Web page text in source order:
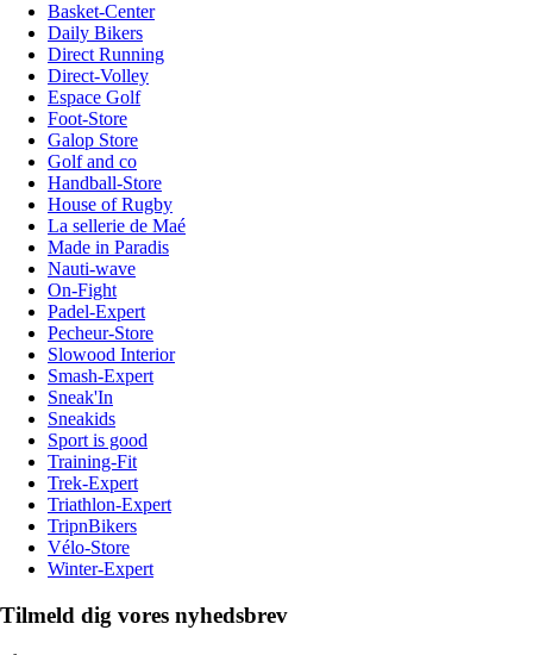
Basket-Center
Daily Bikers
Direct Running
Direct-Volley
Espace Golf
Foot-Store
Galop Store
Golf and co
Handball-Store
House of Rugby
La sellerie de Maé
Made in Paradis
Nauti-wave
On-Fight
Padel-Expert
Pecheur-Store
Slowood Interior
Smash-Expert
Sneak'In
Sneakids
Sport is good
Training-Fit
Trek-Expert
Triathlon-Expert
TripnBikers
Vélo-Store
Winter-Expert
Tilmeld dig vores nyhedsbrev